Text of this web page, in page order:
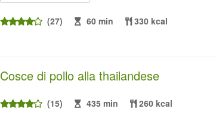
(27) 60 min 330 kcal
Cosce di pollo alla thailandese
(15) 435 min 260 kcal